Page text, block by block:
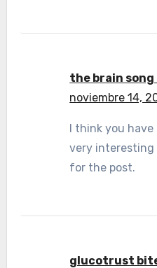
the brain song
noviembre 14,
I think you
very interesting
for the post.
glucotrust